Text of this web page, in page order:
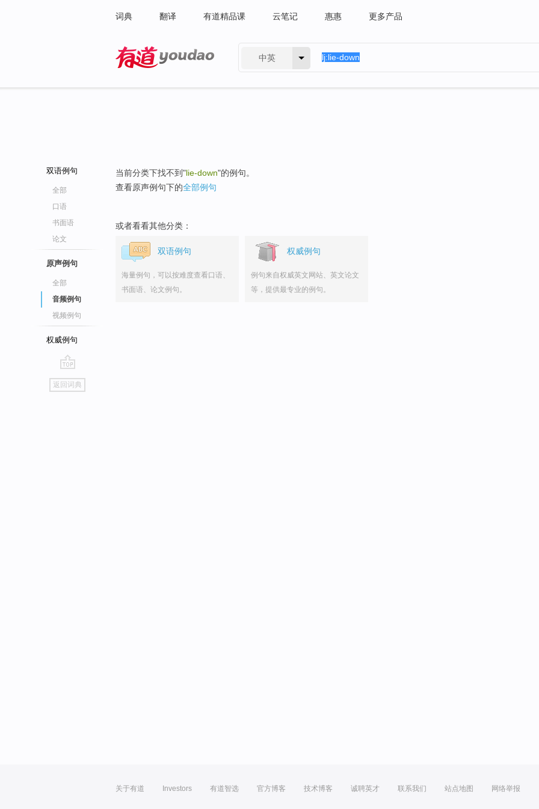
词典 翻译 有道精品课 云笔记 惠惠 更多产品
中英
双语例句
全部
口语
书面语
论文
原声例句
全部
音频例句
视频例句
权威例句
go
top
返回词典
当前分类下找不到"lie-down"的例句。
查看原声例句下的全部例句
或者看看其他分类：
双语例句
海量例句，可以按难度查看口语、
书面语、论文例句。
权威例句
例句来自权威英文网站、英文论文
等，提供最专业的例句。
关于有道 Investors 有道智选 官方博客 技术博客 诚聘英才 联系我们 站点地图 网络举报